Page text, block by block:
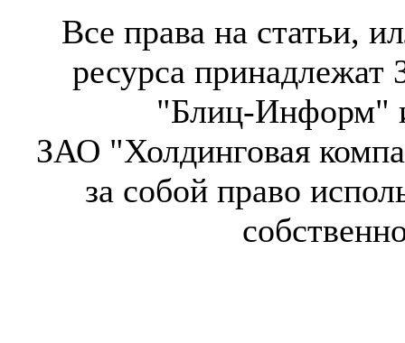
Все права на статьи,
ресурса
"Блиц-Информ"
ЗАО "Холдинговая
за собой право